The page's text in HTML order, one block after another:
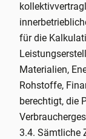
für die
Materialien,
Rohstoffe,
berechtigt, die
3.4. Sämtliche